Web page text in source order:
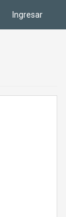
Ingresar